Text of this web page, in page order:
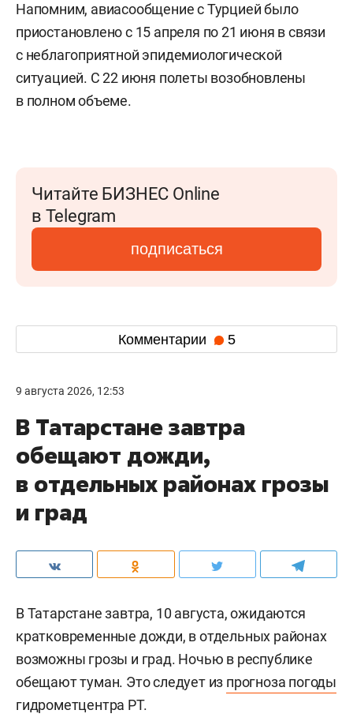
Напомним, авиасообщение с Турцией было
приостановлено с 15 апреля по 21 июня в связи
с неблагоприятной эпидемиологической
ситуацией. С 22 июня полеты возобновлены
в полном объеме.
Читайте БИЗНЕС Online
в Telegram
подписаться
Комментарии 5
9 августа 2026, 12:53
В Татарстане завтра
обещают дожди,
в отдельных районах грозы
и град
В Татарстане завтра, 10 августа, ожидаются
кратковременные дожди, в отдельных районах
возможны грозы и град. Ночью в республике
обещают туман. Это следует из прогноза погоды
гидрометцентра РТ.